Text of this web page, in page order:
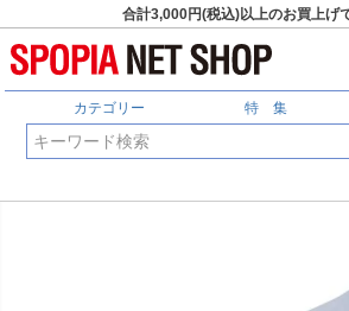
合計3,000円(税込)以上のお買上げ
カテゴリー 特 集